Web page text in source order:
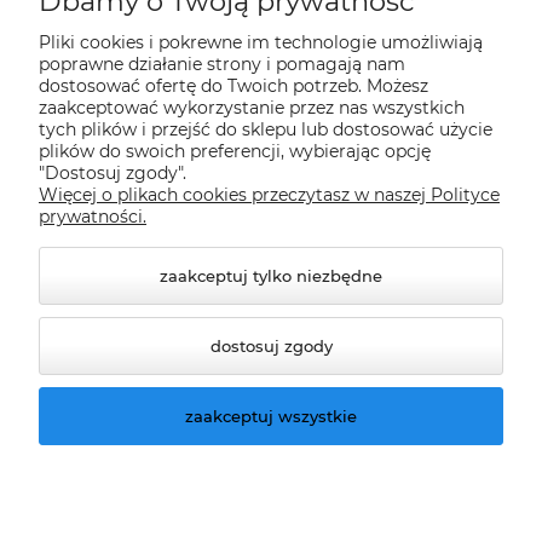
Informacje
O nas
Nasze sklepy Allegro
© 2026 climatools.pl. Wszelkie prawa zastrzeżone.
Pliki cookies i pokrewne im technologie umożliwiają
poprawne działanie strony i pomagają nam
dostosować ofertę do Twoich potrzeb. Możesz
zaakceptować wykorzystanie przez nas wszystkich
tych plików i przejść do sklepu lub dostosować użycie
plików do swoich preferencji, wybierając opcję
"Dostosuj zgody".
Więcej o plikach cookies przeczytasz w naszej Polityce
prywatności.
zaakceptuj tylko niezbędne
dostosuj zgody
zaakceptuj wszystkie